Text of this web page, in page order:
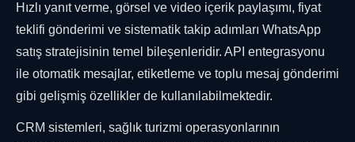
Hızlı yanıt verme, görsel ve video içerik paylaşımı, fiyat
teklifi gönderimi ve sistematik takip adımları WhatsApp
satış stratejisinin temel bileşenleridir. API entegrasyonu
ile otomatik mesajlar, etiketleme ve toplu mesaj gönderimi
gibi gelişmiş özellikler de kullanılabilmektedir.
CRM sistemleri, sağlık turizmi operasyonlarının